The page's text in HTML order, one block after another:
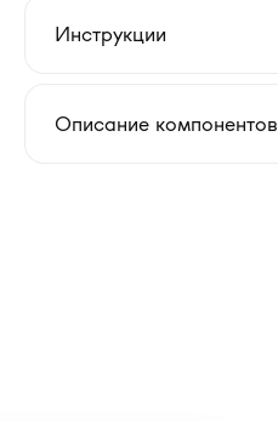
Инструкции
Описание компонентов